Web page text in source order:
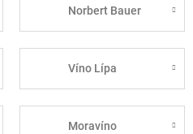
Norbert Bauer
Víno Lípa
Moravíno